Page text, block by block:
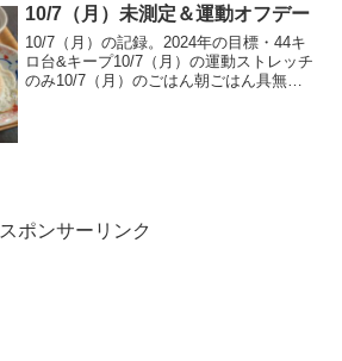
10/7（月）未測定＆運動オフデー
10/7（月）の記録。2024年の目標・44キ
ロ台&キープ10/7（月）の運動ストレッチ
のみ10/7（月）のごはん朝ごはん具無し
スポンサーリンク